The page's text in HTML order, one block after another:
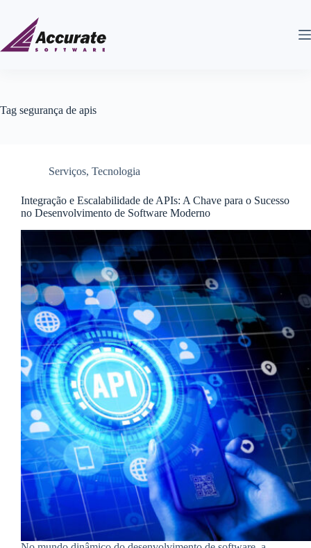
Tag segurança de apis
Serviços, Tecnologia
Integração e Escalabilidade de APIs: A Chave para o Sucesso
no Desenvolvimento de Software Moderno